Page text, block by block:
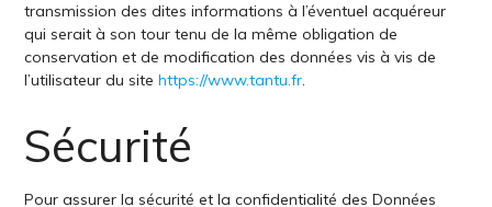
transmission des dites informations à l’éventuel acquéreur
qui serait à son tour tenu de la même obligation de
conservation et de modification des données vis à vis de
l’utilisateur du sitehttps://www.tantu.fr.
Sécurité
Pour assurer la sécurité et la confidentialité des Données